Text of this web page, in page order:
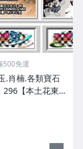
500免運
.肖楠.各類寶石
296【本土花東
.霧面風化魚卵石